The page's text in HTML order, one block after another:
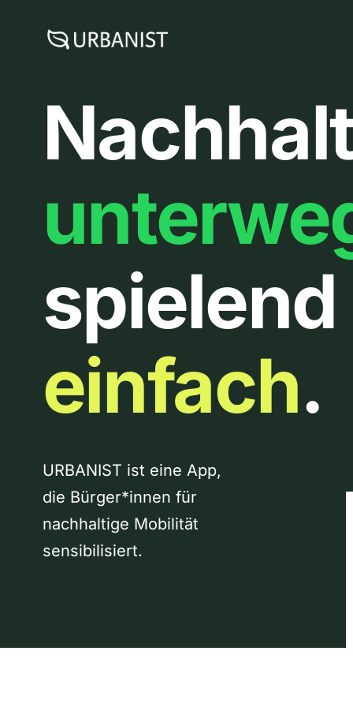
spielend
einfach.
URBANIST ist eine App,
die Bürger*innen für
nachhaltige Mobilität
sensibilisiert.